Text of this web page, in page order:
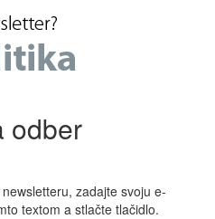
odber
zadajte svoju e-
textom a stlačte tlačidlo.